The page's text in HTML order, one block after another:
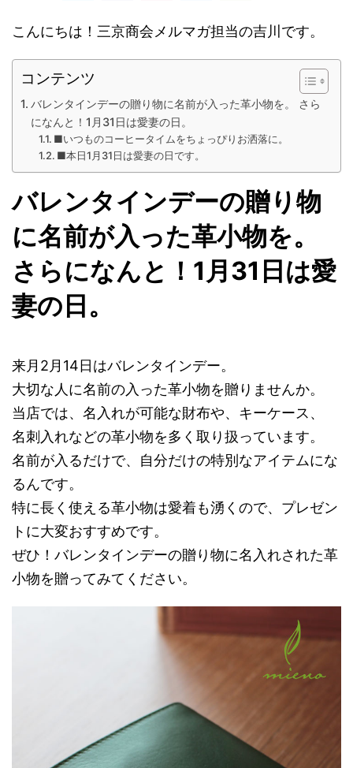
こんにちは！三京商会メルマガ担当の吉川です。
コンテンツ
バレンタインデーの贈り物に名前が入った革小物を。 さら
になんと！1月31日は愛妻の日。
■いつものコーヒータイムをちょっぴりお洒落に。
■本日1月31日は愛妻の日です。
バレンタインデーの贈り物
に名前が入った革小物を。
さらになんと！1月31日は愛
妻の日。
来月2月14日はバレンタインデー。
大切な人に名前の入った革小物を贈りませんか。
当店では、名入れが可能な財布や、キーケース、
名刺入れなどの革小物を多く取り扱っています。
名前が入るだけで、自分だけの特別なアイテムにな
るんです。
特に長く使える革小物は愛着も湧くので、プレゼン
トに大変おすすめです。
ぜひ！バレンタインデーの贈り物に名入れされた革
小物を贈ってみてください。